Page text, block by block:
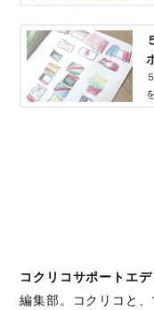
コクリコサポートエデ
編集部。コクリコと